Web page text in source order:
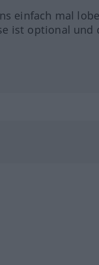
einfach mal
ist optional und